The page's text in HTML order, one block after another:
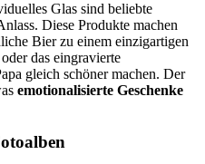
Glas sind beliebte
Diese Produkte machen
Bier zu einem einzigartigen
das eingravierte
gleich schöner machen. Der
emotionalisierte Geschenke